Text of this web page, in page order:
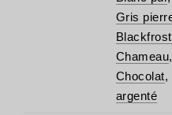
Gris
Blackfrost
Chameau,
Chocolat,
argenté